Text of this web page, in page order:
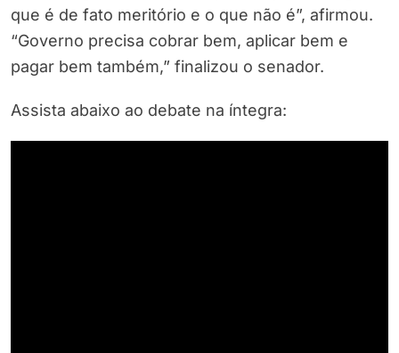
que é de fato meritório e o que não é”, afirmou.
“Governo precisa cobrar bem, aplicar bem e
pagar bem também,” finalizou o senador.
Assista abaixo ao debate na íntegra: